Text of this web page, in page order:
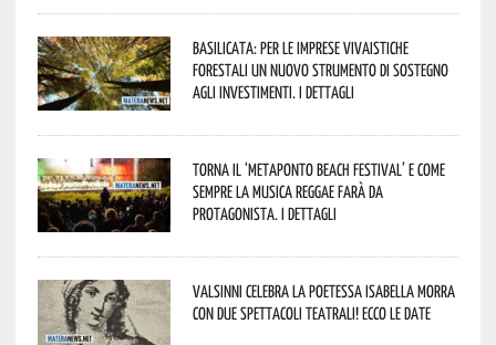
Basilicata: per le imprese vivaistiche
forestali un nuovo strumento di sostegno
agli investimenti. I dettagli
Torna il ‘Metaponto beach festival’ e come
sempre la musica reggae farà da
protagonista. I dettagli
Valsinni celebra la poetessa Isabella Morra
con due spettacoli teatrali! Ecco le date